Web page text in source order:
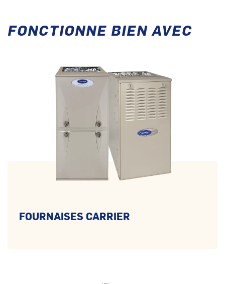
FONCTIONNE BIEN AVEC
FOURNAISES CARRIER